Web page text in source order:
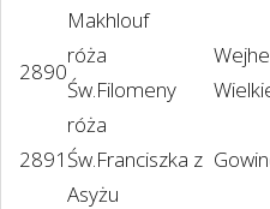
Makhlouf
2890
róża
Św.Filomeny
2891
róża
Św.Franciszka z
Asyżu